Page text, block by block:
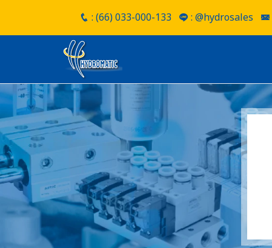
: (66) 033-000-133 : @hydrosales